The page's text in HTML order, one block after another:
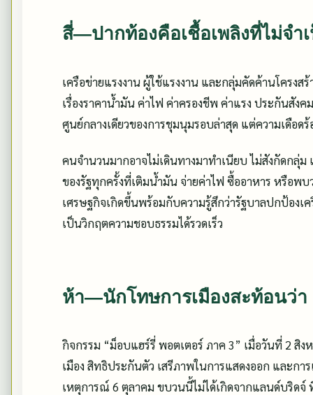
สี่—ปากท้องคือเชื้อเพลิงที่ไม่จำ
เครือข่ายแรงงาน ผู้ใช้แรงงาน และกลุ่มคัดค้านโครงส
เรื่องราคาน้ำมัน ค่าไฟ ค่าครองชีพ ค่าแรง ประกันสั
ศูนย์กลางเดียวของการชุมนุมรอบล่าสุด แต่ความเดือด
คนจำนวนมากอาจไม่เดินทางมาทำเนียบ ไม่สังกัดกลุ่ม
ของรัฐทุกครั้งที่เติมน้ำมัน จ่ายค่าไฟ ซื้ออาหาร หรือพ
เศรษฐกิจเกิดขึ้นพร้อมกับความรู้สึกว่ารัฐบาลปกป้องเ
เป็นวิกฤตความชอบธรรมได้รวดเร็ว
ห้า—นักโทษการเมืองสะท้อนว่า
กิจกรรม “ม็อบแฮร์รี่ พอตเตอร์ ภาค 3” เมื่อวันที่ 2 สิ
เมือง สิทธิประกันตัว เสรีภาพในการแสดงออก และกา
เหตุการณ์ 6 ตุลาคม ขบวนนี้ไม่ได้เกิดจากแลนด์บริดจ์